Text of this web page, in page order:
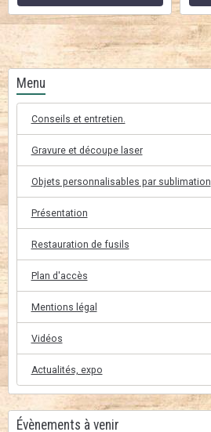
Menu
Conseils et entretien.
Gravure et découpe laser
Objets personnalisables par sublimation
Présentation
Restauration de fusils
Plan d'accès
Mentions légal
Vidéos
Actualités, expo
Évènements à venir